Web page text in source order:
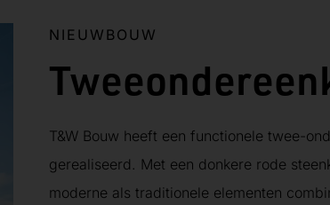
NIEUWBOUW
T&W Bouw heeft een functionele twee-
gerealiseerd. Met een donkere rode
moderne als traditionele elementen